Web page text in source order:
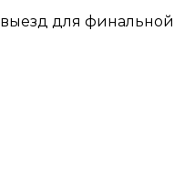
для финальной